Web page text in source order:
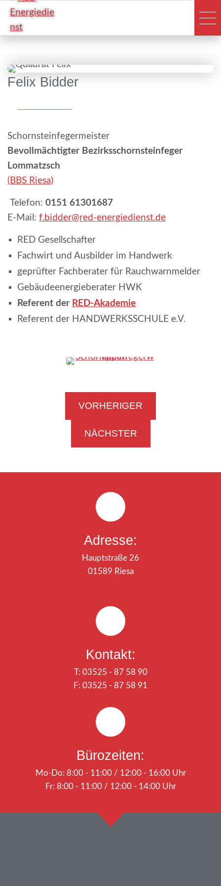
Felix Bidder
Schornsteinfegermeister
Bevollmächtigter Bezirksschornsteinfeger
Lommatzsch
(BBS Riesa)
Telefon: 0151 61301687
E-Mail: f.bidder
_
_
red-energiedienst.de
RED Gesellschafter
Fachwirt und Ausbilder im Handwerk
geprüfter Fachberater für Rauchwarnmelder
Gebäudeenergieberater HWK
Referent der RED-Akademie
Referent der HANDWERKSSCHULE e.V.
VORHERIGER
NÄCHSTER
Adresse:
Hauptstraße 26
01589 Riesa
Kontakt:
T: 03525 - 87 58 90
F: 03525 - 87 58 91
Bürozeiten:
Mo-Do: 8:00 - 11:00 / 12:00 - 16:00 Uhr
Fr: 8:00 - 11:00 / 12:00 - 14:00 Uhr